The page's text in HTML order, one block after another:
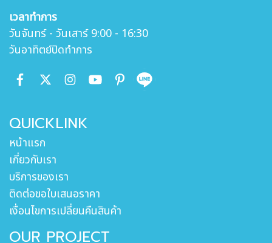
เวลาทำการ
วันจันทร์ - วันเสาร์ 9:00 - 16:30
วันอาทิตย์ปิดทำการ
QUICKLINK
หน้าแรก
เกี่ยวกับเรา
บริการของเรา
ติดต่อขอใบเสนอราคา
เงื่อนไขการเปลี่ยนคืนสินค้า
OUR PROJECT